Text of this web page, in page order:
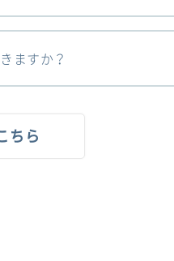
ますか？
ちら